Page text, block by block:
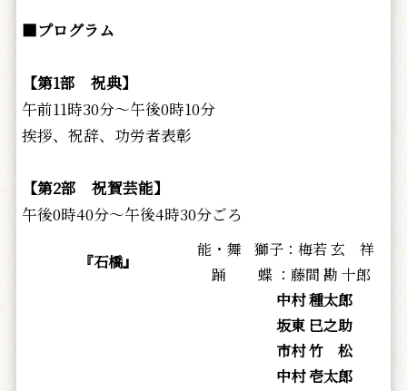
■プログラム
【第1部 祝典】
午前11時30分～午後0時10分
挨拶、祝辞、功労者表彰
【第2部 祝賀芸能】
午後0時40分～午後4時30分ごろ
『石橋』
能・舞
踊
獅子：梅若 玄 祥
蝶 ：藤間 勘 十郎
中村 種太郎
坂東 巳之助
市村 竹 松
中村 壱太郎